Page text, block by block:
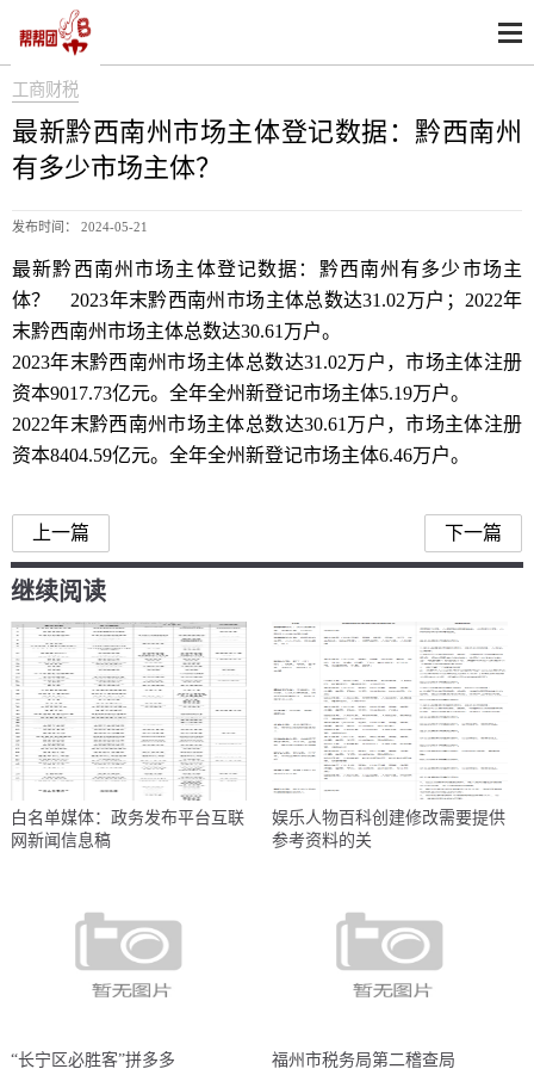
工商财税
最新黔西南州市场主体登记数据：黔西南州
有多少市场主体？
发布时间： 2024-05-21
最新黔西南州市场主体登记数据：黔西南州有多少市场主
体？ 2023年末黔西南州市场主体总数达31.02万户；2022年
末黔西南州市场主体总数达30.61万户。
2023年末黔西南州市场主体总数达31.02万户，市场主体注册
资本9017.73亿元。全年全州新登记市场主体5.19万户。
2022年末黔西南州市场主体总数达30.61万户，市场主体注册
资本8404.59亿元。全年全州新登记市场主体6.46万户。
上一篇 下一篇
继续阅读
白名单媒体：政务发布平台互联
网新闻信息稿
娱乐人物百科创建修改需要提供
参考资料的关
“长宁区必胜客”拼多多 福州市税务局第二稽查局